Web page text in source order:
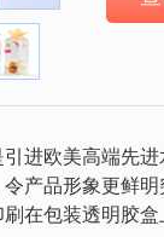
进欧美高端先进
产品形象更鲜明
在包装透明胶盒